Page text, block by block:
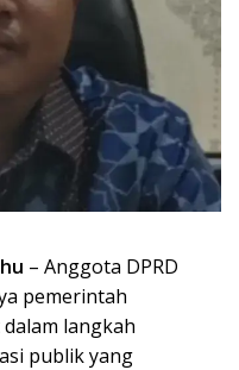
– Anggota DPRD
pemerintah
langkah
publik yang